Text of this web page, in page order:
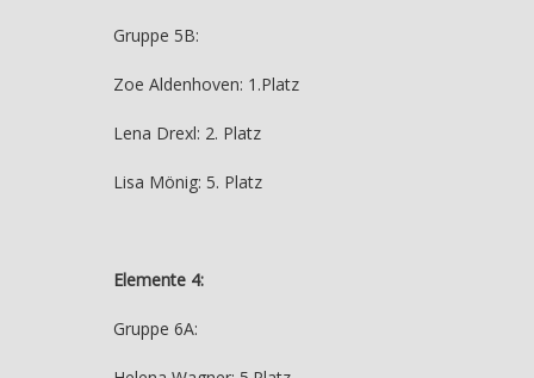
Gruppe 5B:
Zoe Aldenhoven: 1.Platz
Lena Drexl: 2. Platz
Lisa Mönig: 5. Platz
Elemente 4:
Gruppe 6A: